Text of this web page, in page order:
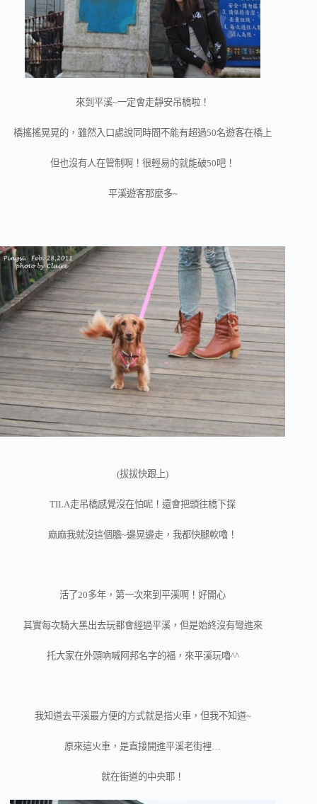
來到平溪~一定會走靜安吊橋啦！
橋搖搖晃晃的，雖然入口處說同時間不能有超過50名遊客在橋上
但也沒有人在管制啊！很輕易的就能破50吧！
平溪遊客那麼多~
(拔拔快跟上)
TILA走吊橋感覺沒在怕呢！還會把頭往橋下探
麻麻我就沒這個膽~邊晃邊走，我都快腿軟嚕！
活了20多年，第一次來到平溪啊！好開心
其實每次騎大黑出去玩都會經過平溪，但是始終沒有彎進來
托大家在外頭吶喊阿邦名字的福，來平溪玩嚕^^
我知道去平溪最方便的方式就是搭火車，但我不知道~
原來這火車，是直接開進平溪老街裡…
就在街道的中央耶！